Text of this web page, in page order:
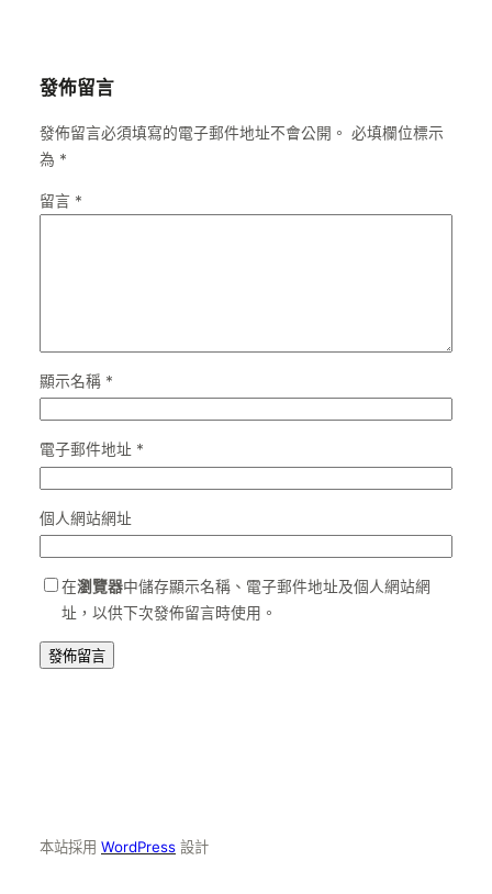
發佈留言
發佈留言必須填寫的電子郵件地址不會公開。 必填欄位標示
為 *
留言 *
顯示名稱 *
電子郵件地址 *
個人網站網址
在瀏覽器中儲存顯示名稱、電子郵件地址及個人網站網
址，以供下次發佈留言時使用。
本站採用 WordPress 設計